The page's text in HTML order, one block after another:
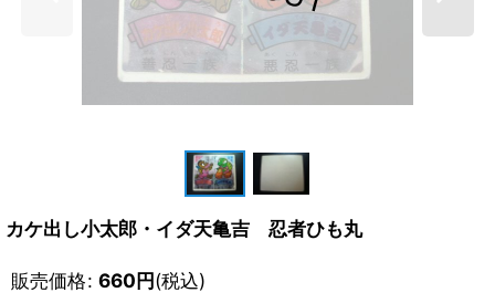
カケ出し小太郎・イダ天亀吉 忍者ひも丸
販売価格: 660円(税込)